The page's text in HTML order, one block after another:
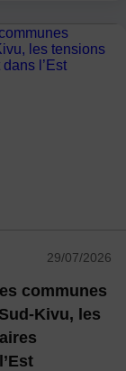
29/07/2026
communes
Kivu, les